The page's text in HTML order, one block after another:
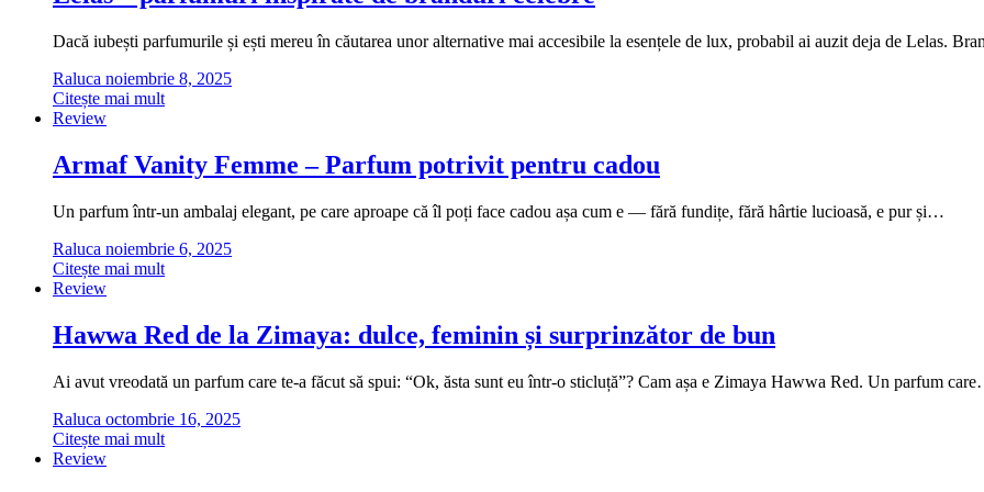
Dacă iubești parfumurile și ești mereu în căutarea unor alternative mai accesibile la esențele de lux, probabil ai auzit deja de Lelas.
Raluca noiembrie 8, 2025
Citește mai mult
Review
Armaf Vanity Femme – Parfum potrivit pentru cadou
Un parfum într-un ambalaj elegant, pe care aproape că îl poți face cadou așa cum e — fără fundițe, fără hârtie lucioasă, e pur și…
Raluca noiembrie 6, 2025
Citește mai mult
Review
Hawwa Red de la Zimaya: dulce, feminin și surprinzător de bun
Ai avut vreodată un parfum care te-a făcut să spui: “Ok, ăsta sunt eu într-o sticluță”? Cam așa e Zimaya Hawwa Red. Un parfum
Raluca octombrie 16, 2025
Citește mai mult
Review